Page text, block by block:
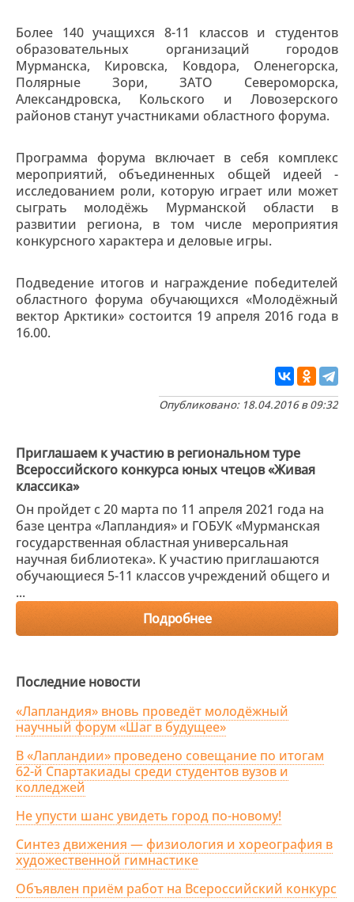
Более 140 учащихся 8-11 классов и студентов
образовательных организаций городов
Мурманска, Кировска, Ковдора, Оленегорска,
Полярные Зори, ЗАТО Североморска,
Александровска, Кольского и Ловозерского
районов станут участниками областного форума.
Программа форума включает в себя комплекс
мероприятий, объединенных общей идеей -
исследованием роли, которую играет или может
сыграть молодёжь Мурманской области в
развитии региона, в том числе мероприятия
конкурсного характера и деловые игры.
Подведение итогов и награждение победителей
областного форума обучающихся «Молодёжный
вектор Арктики» состоится 19 апреля 2016 года в
16.00.
Опубликовано: 18.04.2016 в 09:32
Приглашаем к участию в региональном туре
Всероссийского конкурса юных чтецов «Живая
классика»
Он пройдет с 20 марта по 11 апреля 2021 года на
базе центра «Лапландия» и ГОБУК «Мурманская
государственная областная универсальная
научная библиотека». К участию приглашаются
обучающиеся 5-11 классов учреждений общего и
...
Подробнее
Последние новости
«Лапландия» вновь проведёт молодёжный
научный форум «Шаг в будущее»
В «Лапландии» проведено совещание по итогам
62-й Спартакиады среди студентов вузов и
колледжей
Не упусти шанс увидеть город по-новому!
Синтез движения — физиология и хореография в
художественной гимнастике
Объявлен приём работ на Всероссийский конкурс